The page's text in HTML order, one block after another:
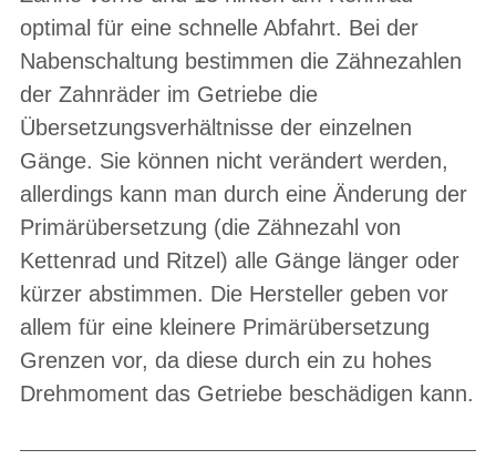
optimal für eine schnelle Abfahrt. Bei der
Nabenschaltung bestimmen die Zähnezahlen
der Zahnräder im Getriebe die
Übersetzungsverhältnisse der einzelnen
Gänge. Sie können nicht verändert werden,
allerdings kann man durch eine Änderung der
Primärübersetzung (die Zähnezahl von
Kettenrad und Ritzel) alle Gänge länger oder
kürzer abstimmen. Die Hersteller geben vor
allem für eine kleinere Primärübersetzung
Grenzen vor, da diese durch ein zu hohes
Drehmoment das Getriebe beschädigen kann.